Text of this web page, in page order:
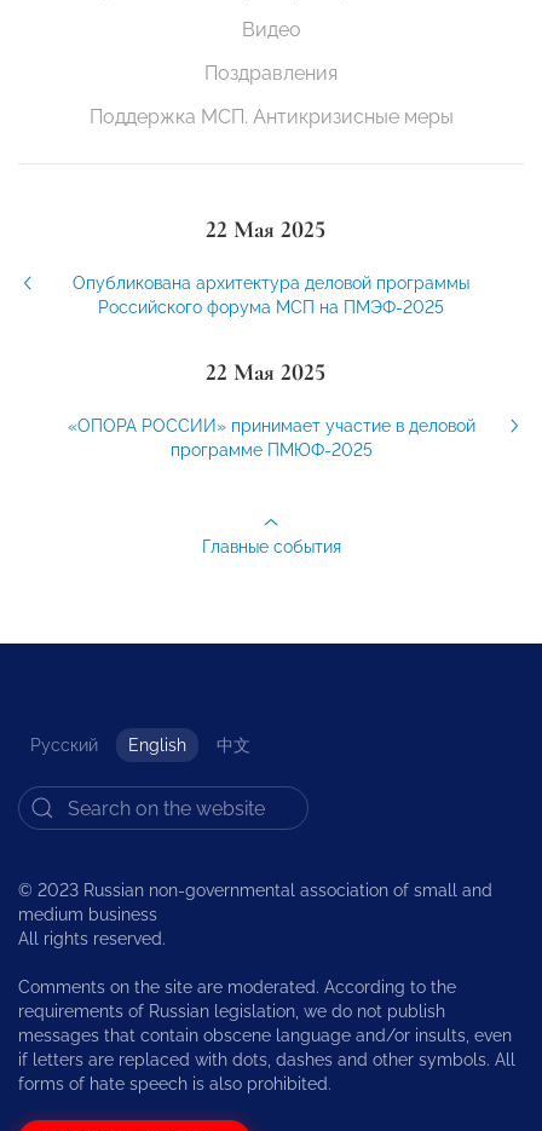
Видео
Поздравления
Поддержка МСП. Антикризисные меры
22 Мая 2025
Опубликована архитектура деловой программы
Российского форума МСП на ПМЭФ-2025
22 Мая 2025
«ОПОРА РОССИИ» принимает участие в деловой
программе ПМЮФ-2025
Главные события
Русский English 中文
© 2023 Russian non-governmental association of small and
medium business
All rights reserved.
Comments on the site are moderated. According to the
requirements of Russian legislation, we do not publish
messages that contain obscene language and/or insults, even
if letters are replaced with dots, dashes and other symbols. All
forms of hate speech is also prohibited.